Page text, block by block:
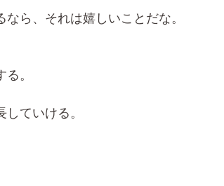
ら、それは嬉しいことだな。
。
ていける。